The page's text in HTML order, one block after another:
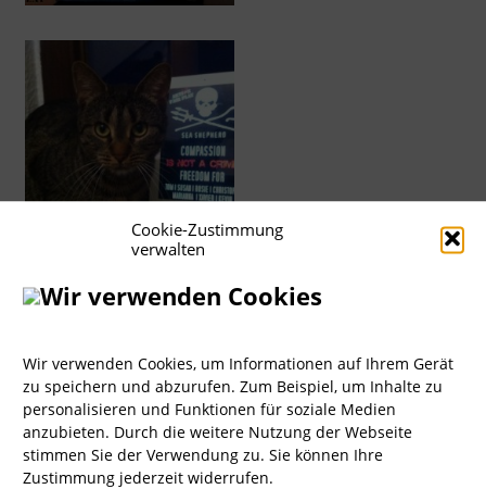
Cookie-Zustimmung
verwalten
Wir verwenden Cookies
Wir verwenden Cookies, um Informationen auf Ihrem Gerät
zu speichern und abzurufen. Zum Beispiel, um Inhalte zu
personalisieren und Funktionen für soziale Medien
anzubieten. Durch die weitere Nutzung der Webseite
stimmen Sie der Verwendung zu. Sie können Ihre
Zustimmung jederzeit widerrufen.